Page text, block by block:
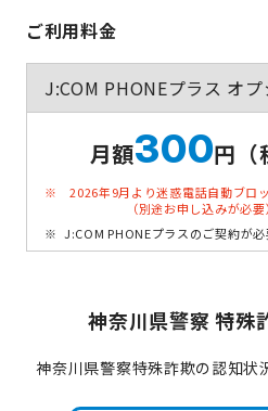
ご利用料金
J:COM PHONEプラス オ
月額300円（
2026年9月より迷惑電話自動ブロ
（別途お申し込みが必要
J:COM PHONEプラスのご契約が必
神奈川県警察 特殊
神奈川県警察特殊詐欺の認知状